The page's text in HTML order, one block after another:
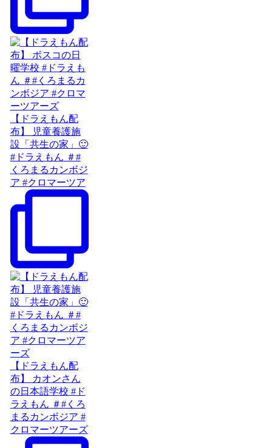
【ドラえもん配
布】 児童養護施
設「共生の家」🙂
#ドラえもん ＃#
くろまるカンボジ
ア #クロマーツア
【ドラえもん配
布】 カオンさん
の日本語学校 #ド
ラえもん ＃#くろ
まるカンボジア #
クロマーツアーズ